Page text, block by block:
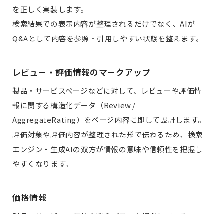
を正しく実装します。
検索結果での表示内容が整理されるだけでなく、AIが
Q&Aとして内容を参照・引用しやすい状態を整えます。
レビュー・評価情報のマークアップ
製品・サービスページなどに対して、レビューや評価情
報に関する構造化データ（Review /
AggregateRating）をページ内容に即して設計します。
評価対象や評価内容が整理された形で伝わるため、検索
エンジン・生成AIの双方が情報の意味や信頼性を把握し
やすくなります。
価格情報